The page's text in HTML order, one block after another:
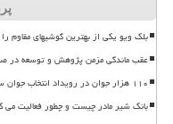
بلک ویو یکی از بهترین گوشیهای مقاوم
عقب ماندگی مزمن پژوهش و توسعه در
۱۱۰ هزار جوان در رویداد انتخاب جوان سال نام نویسی کردند
بانک شیر مادر چیست و چطور فعالیت می